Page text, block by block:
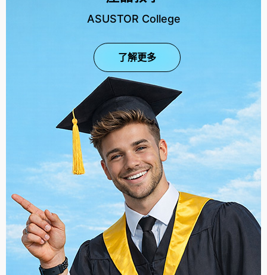
ASUSTOR College
了解更多